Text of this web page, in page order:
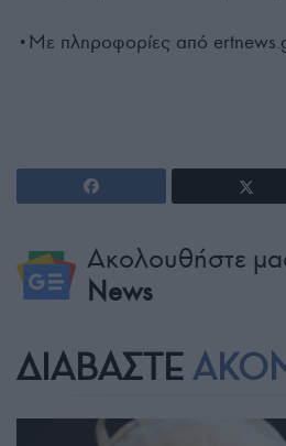
•Mε πληροφορίες από
Ακολουθήστε
News
ΔΙΑΒΑΣΤΕ